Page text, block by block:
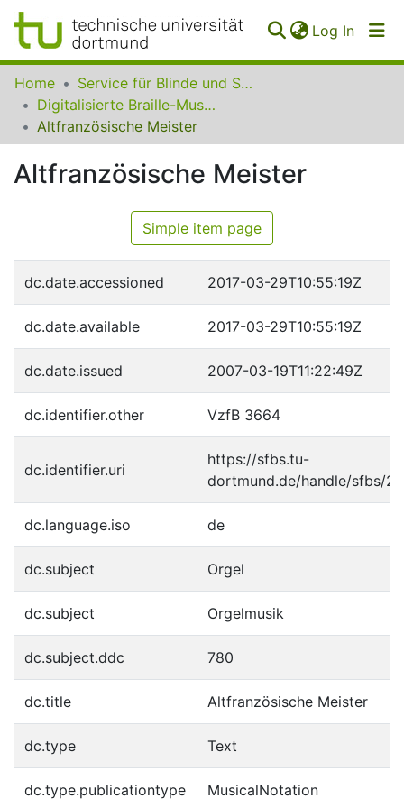
Log In
Communities
Collections
Home
Service für Blinde und Sehbehinderte der UB Dortmund
Digitalisierte Braille-Musik-Matrizen des VzfB
Altfranzösische Meister
Altfranzösische Meister
Simple item page
dc.date.accessioned 2017-03-29T10:55:19Z
dc.date.available 2017-03-29T10:55:19Z
dc.date.issued 2007-03-19T11:22:49Z
dc.identifier.other VzfB 3664
dc.identifier.uri
https://sfbs.tu-
dortmund.de/handle/sfbs/
dc.language.iso de
dc.subject Orgel
dc.subject Orgelmusik
dc.subject.ddc 780
dc.title Altfranzösische Meister
dc.type Text
dc.type.publicationtype MusicalNotation